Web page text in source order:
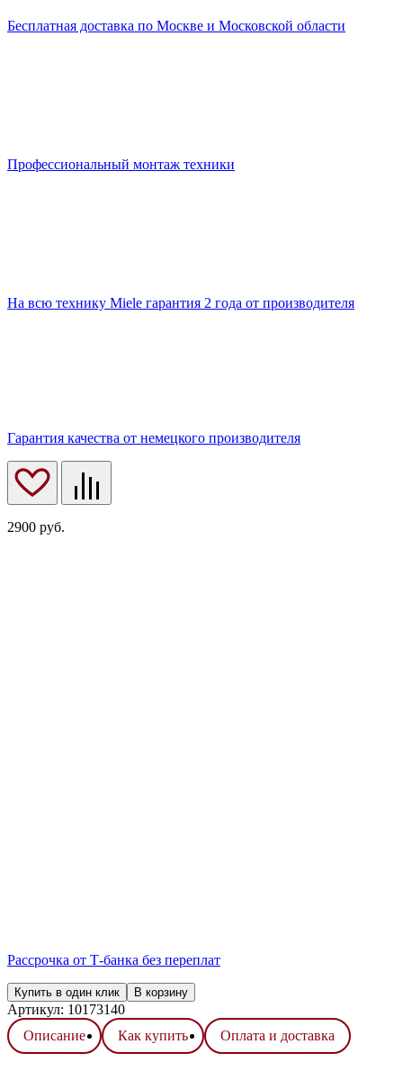
Бесплатная доставка по Москве и Московской области
Профессиональный монтаж техники
На всю технику Miele гарантия 2 года от производителя
Гарантия качества от немецкого производителя
2900 руб.
Рассрочка от Т-банка без переплат
Купить в один клик В корзину
Артикул: 10173140
Описание
Как купить Оплата и доставка